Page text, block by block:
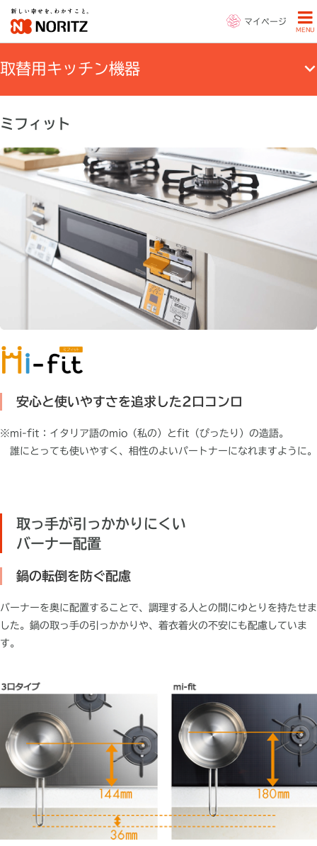
マイページ
MENU
取替用キッチン機器
ミフィット
安心と使いやすさを追求した2口コンロ
※mi-fit：イタリア語のmio（私の）とfit（ぴったり）の造語。
誰にとっても使いやすく、相性のよいパートナーになれますように。
取っ手が引っかかりにくい
バーナー配置
鍋の転倒を防ぐ配慮
バーナーを奥に配置することで、調理する人との間にゆとりを持たせま
した。鍋の取っ手の引っかかりや、着衣着火の不安にも配慮していま
す。